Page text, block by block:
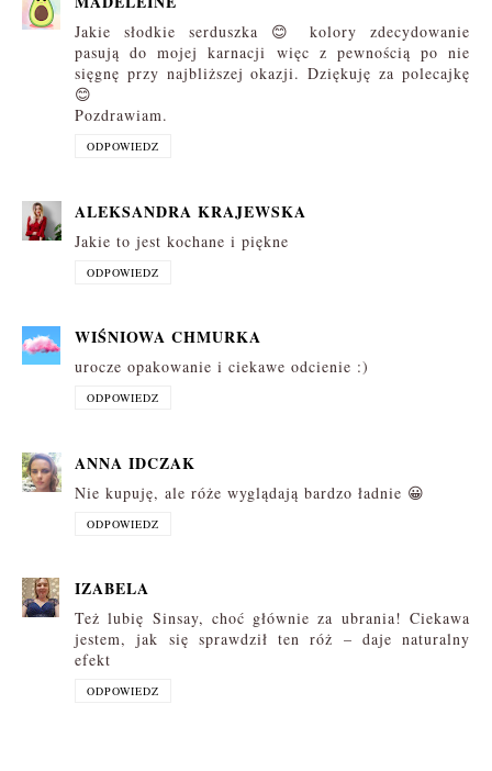
Jakie słodkie serduszka 😊 kolory zdecydowanie
pasują do mojej karnacji więc z pewnością po nie
sięgnę przy najbliższej okazji. Dziękuję za polecajkę
😊
Pozdrawiam.
ODPOWIEDZ
ALEKSANDRA KRAJEWSKA
Jakie to jest kochane i piękne
ODPOWIEDZ
WIŚNIOWA CHMURKA
urocze opakowanie i ciekawe odcienie :)
ODPOWIEDZ
ANNA IDCZAK
Nie kupuję, ale róże wyglądają bardzo ładnie 😀
ODPOWIEDZ
IZABELA
Też lubię Sinsay, choć głównie za ubrania! Ciekawa
jestem, jak się sprawdził ten róż – daje naturalny
efekt
ODPOWIEDZ